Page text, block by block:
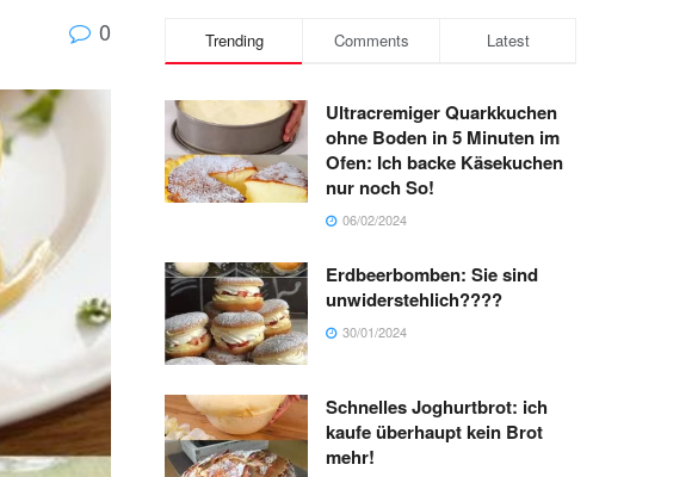
0 Trending Comments Latest
Ultracremiger Quarkkuchen
ohne Boden in 5 Minuten im
Ofen: Ich backe Käsekuchen
nur noch So!
06/02/2024
Erdbeerbomben: Sie sind
unwiderstehlich????
30/01/2024
Schnelles Joghurtbrot: ich
kaufe überhaupt kein Brot
mehr!